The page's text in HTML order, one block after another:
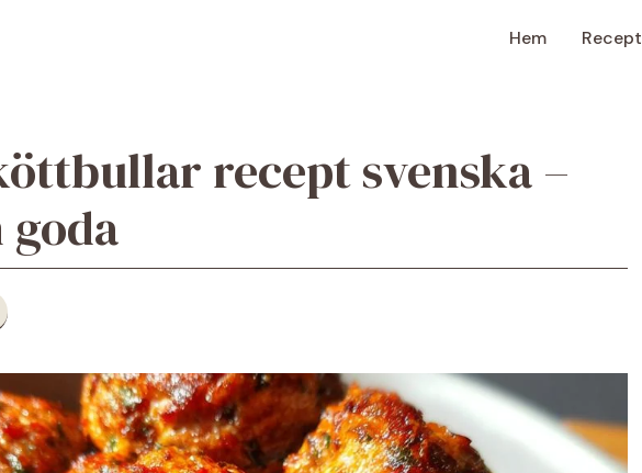
Hem Recept
recept svenska –